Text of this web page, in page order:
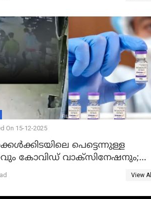
On 15-12-2025
പെട്ടെന്നുള്ള
കോവിഡ് വാക്‌സിനേഷനും;
നടത്തിയ പഠനം പുറത്ത്;
View All